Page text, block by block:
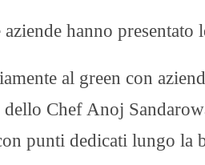
aziende hanno
al green con
Chef Anoj
punti dedicati lungo la